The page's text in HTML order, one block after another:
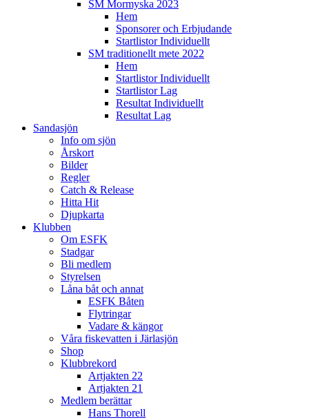
SM Mormyska 2023
Hem
Sponsorer och Erbjudande
Startlistor Individuellt
SM traditionellt mete 2022
Hem
Startlistor Individuellt
Startlistor Lag
Resultat Individuellt
Resultat Lag
Sandasjön
Info om sjön
Årskort
Bilder
Regler
Catch & Release
Hitta Hit
Djupkarta
Klubben
Om ESFK
Stadgar
Bli medlem
Styrelsen
Låna båt och annat
ESFK Båten
Flytringar
Vadare & kängor
Våra fiskevatten i Järlasjön
Shop
Klubbrekord
Artjakten 22
Artjakten 21
Medlem berättar
Hans Thorell